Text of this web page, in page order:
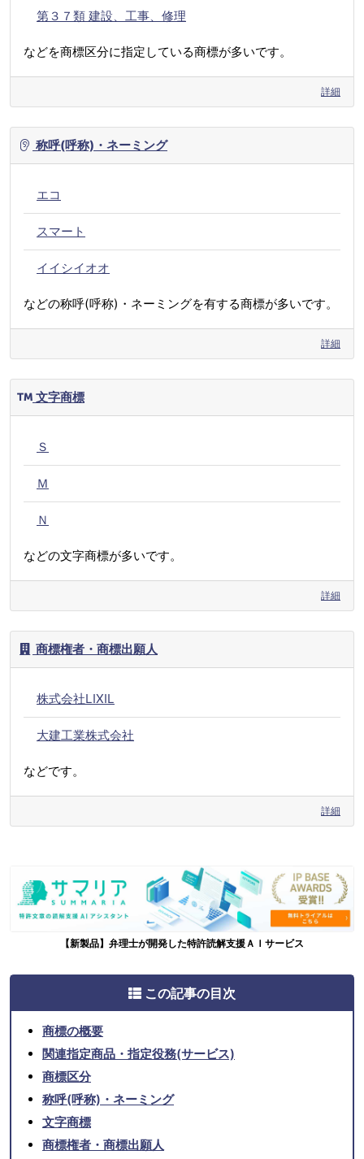
第３７類 建設、工事、修理
などを商標区分に指定している商標が多いです。
詳細
称呼(呼称)・ネーミング
エコ
スマート
イイシイオオ
などの称呼(呼称)・ネーミングを有する商標が多いです。
詳細
文字商標
Ｓ
Ｍ
Ｎ
などの文字商標が多いです。
詳細
商標権者・商標出願人
株式会社LIXIL
大建工業株式会社
などです。
詳細
【新製品】弁理士が開発した特許読解支援ＡＩサービス
この記事の目次
商標の概要
関連指定商品・指定役務(サービス)
商標区分
称呼(呼称)・ネーミング
文字商標
商標権者・商標出願人